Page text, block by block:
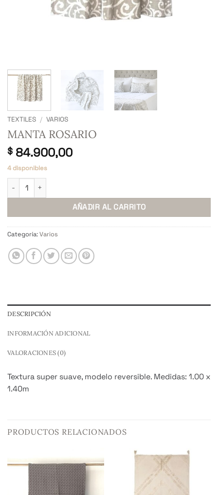
TEXTILES / VARIOS
MANTA ROSARIO
$ 84.900,00
4 disponibles
MANTA ROSARIO cantidad
AÑADIR AL CARRITO
Categoría:Varios
DESCRIPCIÓN
INFORMACIÓN ADICIONAL
VALORACIONES (0)
Textura super suave, modelo reversible. Medidas: 1.00 x
1.40m
PRODUCTOS RELACIONADOS